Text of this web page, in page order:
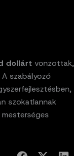
dollárt vonzottak,
szabályozó
szokatlannak